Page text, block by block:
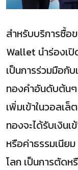
สำหรับบริการซื้อ
Wallet นำร่องเ
เป็นการร่วมมือกั
ทองคำอันดับต้นๆ
เพิ่มเข้าในวอลเ
ทองจะได้รับเงิน
หรือค่าธรรมเนีย
โลก เป็นการตัด